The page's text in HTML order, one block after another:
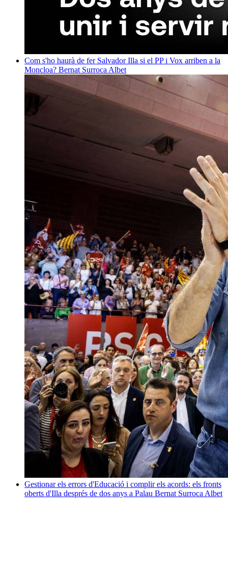
Com s'ho haurà de fer Salvador Illa si el PP i Vox arriben a la
Moncloa? Bernat Surroca Albet
Gestionar els errors d'Educació i complir els acords: els fronts
oberts d'Illa després de dos anys a Palau Bernat Surroca Albet